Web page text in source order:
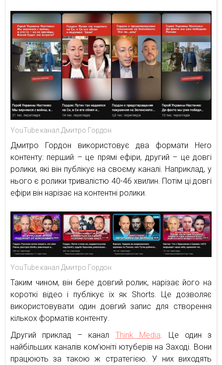
YouTube канал Дмитро Гордон
Дмитро Гордон використовує два формати Hero
контенту: перший – це прямі ефіри, другий – це довгі
ролики, які він публікує на своєму каналі. Наприклад, у
нього є ролики тривалістю 40-46 хвилин. Потім ці довгі
ефіри він нарізає на контентні ролики.
YouTube канал Дмитро Гордон
Таким чином, він бере довгий ролик, нарізає його на
короткі відео і публікує їх як Shorts. Це дозволяє
використовувати один довгий запис для створення
кількох форматів контенту.
Другий приклад – канал Think Media . Це один з
найбільших каналів ком’юніті ютуберів на Заході. Вони
працюють за такою ж стратегією. У них виходять